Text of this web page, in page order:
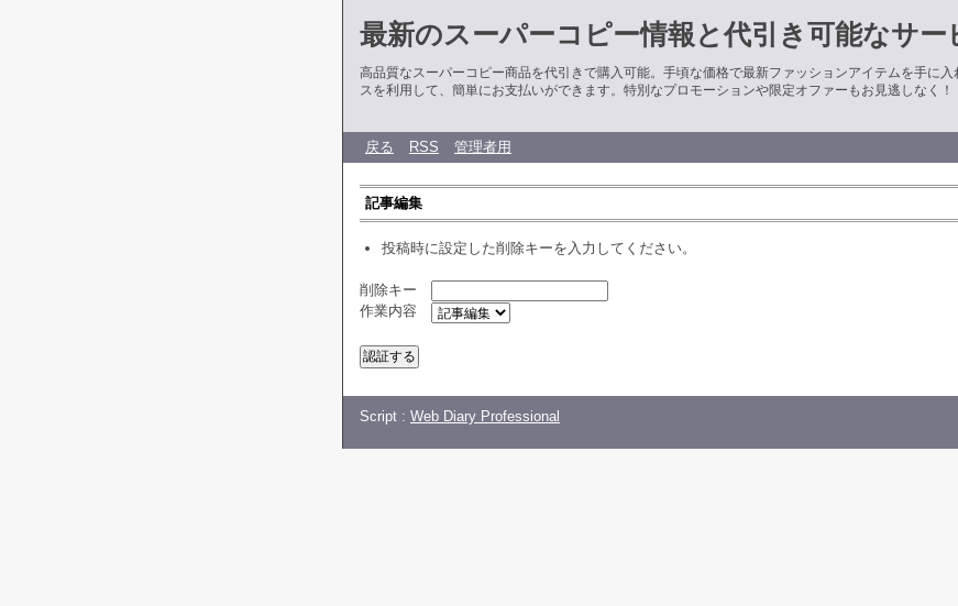
最新のスーパーコピー情報と代引き可能なサー
高品質なスーパーコピー商品を代引きで購入可能。手頃な価格で最新ファッションアイテムを手に
スを利用して、簡単にお支払いができます。特別なプロモーションや限定オファーもお見逃しなく！
戻る RSS 管理者用
記事編集
投稿時に設定した削除キーを入力してください。
削除キー
作業内容
Script : Web Diary Professional